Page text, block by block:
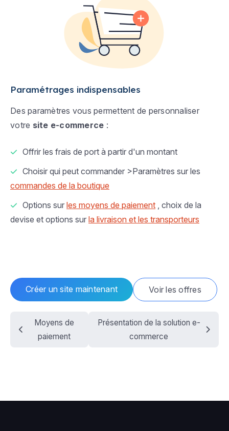
Paramétrages indispensables
Des paramètres vous permettent de personnaliser
votre site e-commerce :
Offrir les frais de port à partir d'un montant
Choisir qui peut commander >Paramètres sur les
commandes de la boutique
Options sur les moyens de paiement , choix de la
devise et options sur la livraison et les transporteurs
Créer un site maintenant Voir les offres
Moyens de
paiement
Présentation de la solution e-
commerce